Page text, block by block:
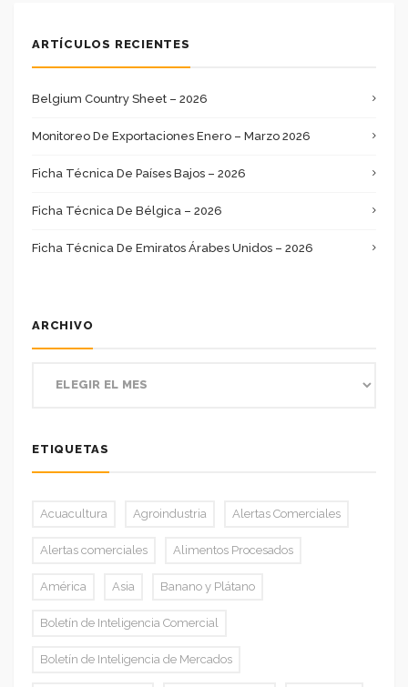
ARTÍCULOS RECIENTES
Belgium Country Sheet – 2026
Monitoreo De Exportaciones Enero – Marzo 2026
Ficha Técnica De Países Bajos – 2026
Ficha Técnica De Bélgica – 2026
Ficha Técnica De Emiratos Árabes Unidos – 2026
ARCHIVO
ETIQUETAS
Acuacultura Agroindustria Alertas Comerciales
Alertas comerciales Alimentos Procesados
América Asia Banano y Plátano
Boletín de Inteligencia Comercial
Boletín de Inteligencia de Mercados